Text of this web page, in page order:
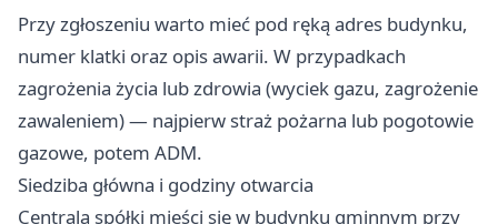
Przy zgłoszeniu warto mieć pod ręką adres budynku,
numer klatki oraz opis awarii. W przypadkach
zagrożenia życia lub zdrowia (wyciek gazu, zagrożenie
zawaleniem) — najpierw straż pożarna lub pogotowie
gazowe, potem ADM.
Siedziba główna i godziny otwarcia
Centrala spółki mieści się w budynku gminnym przy